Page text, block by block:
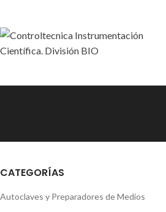
CATEGORÍAS
Autoclaves y Preparadores de Medios